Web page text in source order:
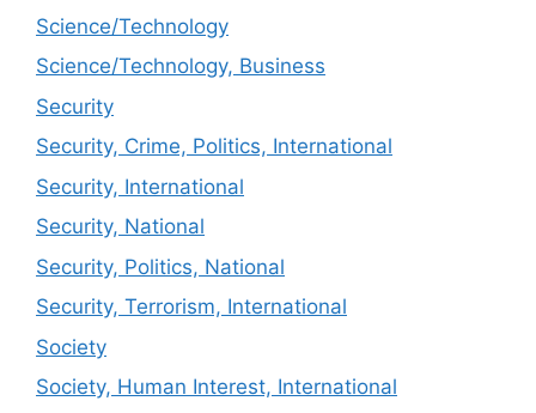
Science/Technology
Science/Technology, Business
Security
Security, Crime, Politics, International
Security, International
Security, National
Security, Politics, National
Security, Terrorism, International
Society
Society, Human Interest, International